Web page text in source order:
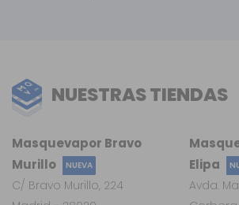
NUESTRAS TIENDAS
Elipa
Avda.
Masquevapor Bravo
Murillo
NUEVA
C/ Bravo Murillo, 224